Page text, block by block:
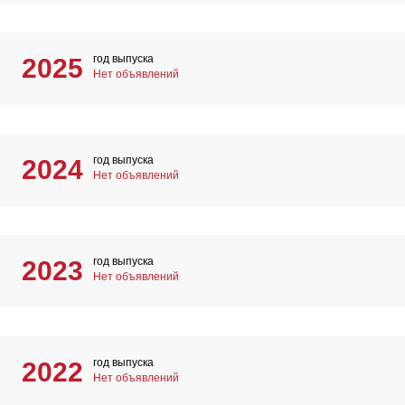
2025
год выпуска
Нет объявлений
2024
год выпуска
Нет объявлений
2023
год выпуска
Нет объявлений
2022
год выпуска
Нет объявлений